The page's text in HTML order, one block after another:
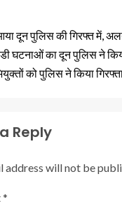
दून पुलिस की गिरफ्त में,
घटनाओं का दून पुलिस ने
को पुलिस ने किया
Reply
address will not be
*